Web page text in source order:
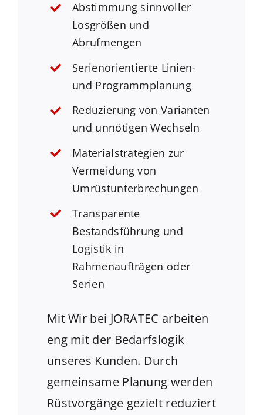
Abstimmung sinnvoller
Losgrößen und
Abrufmengen
Serienorientierte Linien-
und Programmplanung
Reduzierung von Varianten
und unnötigen Wechseln
Materialstrategien zur
Vermeidung von
Umrüstunterbrechungen
Transparente
Bestandsführung und
Logistik in
Rahmenaufträgen oder
Serien
Mit Wir bei JORATEC arbeiten
eng mit der Bedarfslogik
unseres Kunden. Durch
gemeinsame Planung werden
Rüstvorgänge gezielt reduziert